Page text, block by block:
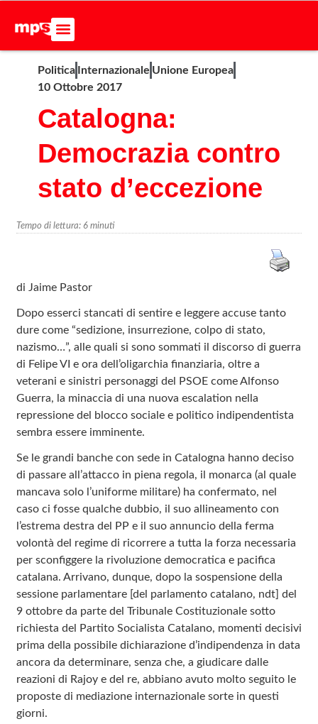
Politica Internazionale Unione Europea
10 Ottobre 2017
Catalogna:
Democrazia contro
stato d’eccezione
Tempo di lettura: 6 minuti
di Jaime Pastor
Dopo esserci stancati di sentire e leggere accuse tanto
dure come “sedizione, insurrezione, colpo di stato,
nazismo…”, alle quali si sono sommati il discorso di guerra
di Felipe VI e ora dell’oligarchia finanziaria, oltre a
veterani e sinistri personaggi del PSOE come Alfonso
Guerra, la minaccia di una nuova escalation nella
repressione del blocco sociale e politico indipendentista
sembra essere imminente.
Se le grandi banche con sede in Catalogna hanno deciso
di passare all’attacco in piena regola, il monarca (al quale
mancava solo l’uniforme militare) ha confermato, nel
caso ci fosse qualche dubbio, il suo allineamento con
l’estrema destra del PP e il suo annuncio della ferma
volontà del regime di ricorrere a tutta la forza necessaria
per sconfiggere la rivoluzione democratica e pacifica
catalana. Arrivano, dunque, dopo la sospensione della
sessione parlamentare [del parlamento catalano, ndt] del
9 ottobre da parte del Tribunale Costituzionale sotto
richiesta del Partito Socialista Catalano, momenti decisivi
prima della possibile dichiarazione d’indipendenza in data
ancora da determinare, senza che, a giudicare dalle
reazioni di Rajoy e del re, abbiano avuto molto seguito le
proposte di mediazione internazionale sorte in questi
giorni.